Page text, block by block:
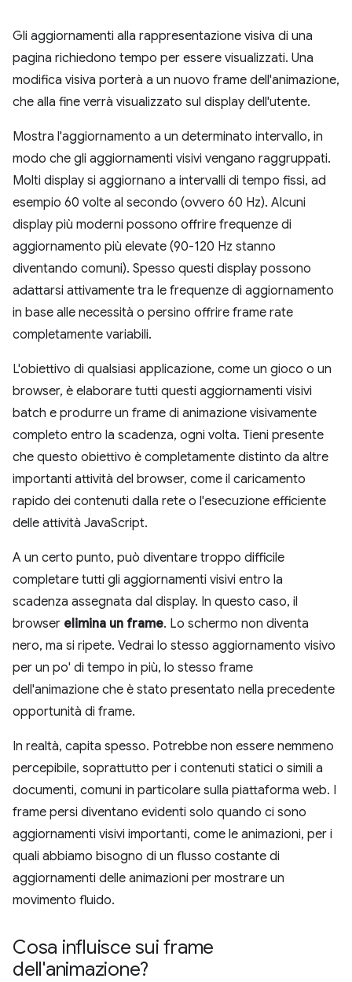
Gli aggiornamenti alla rappresentazione visiva di una
pagina richiedono tempo per essere visualizzati. Una
modifica visiva porterà a un nuovo frame dell'animazione,
che alla fine verrà visualizzato sul display dell'utente.
Mostra l'aggiornamento a un determinato intervallo, in
modo che gli aggiornamenti visivi vengano raggruppati.
Molti display si aggiornano a intervalli di tempo fissi, ad
esempio 60 volte al secondo (ovvero 60 Hz). Alcuni
display più moderni possono offrire frequenze di
aggiornamento più elevate (90-120 Hz stanno
diventando comuni). Spesso questi display possono
adattarsi attivamente tra le frequenze di aggiornamento
in base alle necessità o persino offrire frame rate
completamente variabili.
L'obiettivo di qualsiasi applicazione, come un gioco o un
browser, è elaborare tutti questi aggiornamenti visivi
batch e produrre un frame di animazione visivamente
completo entro la scadenza, ogni volta. Tieni presente
che questo obiettivo è completamente distinto da altre
importanti attività del browser, come il caricamento
rapido dei contenuti dalla rete o l'esecuzione efficiente
delle attività JavaScript.
A un certo punto, può diventare troppo difficile
completare tutti gli aggiornamenti visivi entro la
scadenza assegnata dal display. In questo caso, il
browser elimina un frame. Lo schermo non diventa
nero, ma si ripete. Vedrai lo stesso aggiornamento visivo
per un po' di tempo in più, lo stesso frame
dell'animazione che è stato presentato nella precedente
opportunità di frame.
In realtà, capita spesso. Potrebbe non essere nemmeno
percepibile, soprattutto per i contenuti statici o simili a
documenti, comuni in particolare sulla piattaforma web. I
frame persi diventano evidenti solo quando ci sono
aggiornamenti visivi importanti, come le animazioni, per i
quali abbiamo bisogno di un flusso costante di
aggiornamenti delle animazioni per mostrare un
movimento fluido.
Cosa influisce sui frame
dell'animazione?